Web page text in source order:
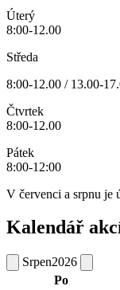
Úterý
8:00-12.00
Středa
8:00-12.00 / 13.00-
Čtvrtek
8:00-12.00
Pátek
8:00-12:00
V červenci a srpnu je
Kalendář
Srpen2026
Po